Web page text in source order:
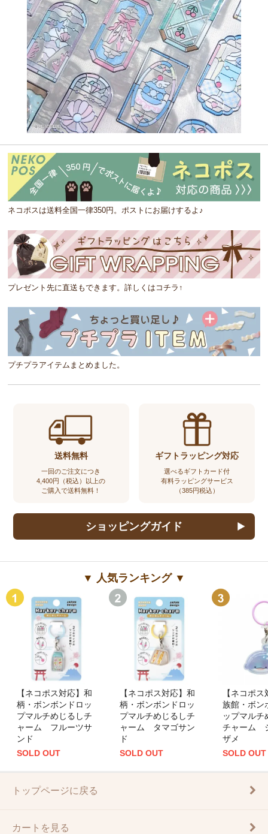
ネコポスは送料全国一律350円。ポストにお届けするよ♪
プレゼント先に直送もできます。詳しくはコチラ↑
プチプラアイテムまとめました。
送料無料
一回のご注文につき
4,400円（税込）以上の
ご購入で送料無料！
ギフトラッピング対応
選べるギフトカード付
有料ラッピングサービス
（385円税込）
ショッピングガイド
▼ 人気ランキング ▼
【ネコポス対応】和
柄・ボンボンドロッ
プマルチめじるしチ
ャーム フルーツサ
ンド
SOLD OUT
【ネコポス対応】和
柄・ボンボンドロッ
プマルチめじるしチ
ャーム タマゴサン
ド
SOLD OUT
【ネコポ
族館・ボン
ップマルチ
チャーム
ザメ
SOLD OUT
トップページに戻る
カートを見る